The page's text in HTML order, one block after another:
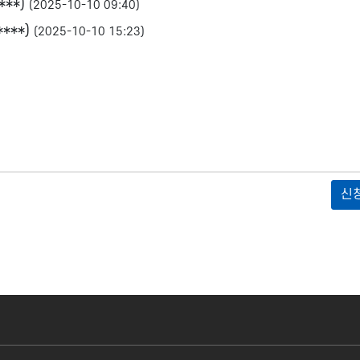
(2025-10-10 09:40)
(2025-10-10 15:23)
신